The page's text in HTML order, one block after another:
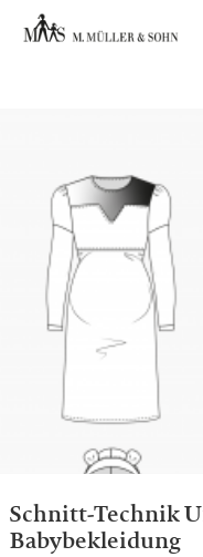
Schnitt-Technik
Babybekleidung